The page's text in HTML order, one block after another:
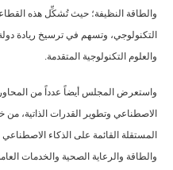
والطاقة النظيفة؛ حيث تُشكِّل هذه
التكنولوجي، وتسهم في ترسيخ ريادة
والعلوم التكنولوجية المتقدمة.
واستعرض المجلس أيضاً عدداً من المحاور
الاصطناعي وتطوير القدرات الذاتية،
المستقلة القائمة على الذكاء
والطاقة والرعاية الصحية والخدمات